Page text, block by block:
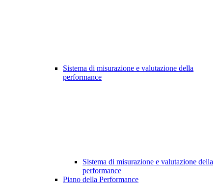
Sistema di misurazione e valutazione della
performance
Sistema di misurazione e valutazione della
performance
Piano della Performance